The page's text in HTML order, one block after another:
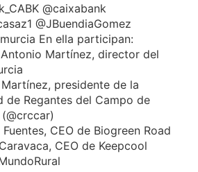
@caixabank
@JBuendiaGomez
En ella participan:
Martínez, director del
presidente de la
de Regantes del Campo de
CEO de Biogreen Road
CEO de Keepcool